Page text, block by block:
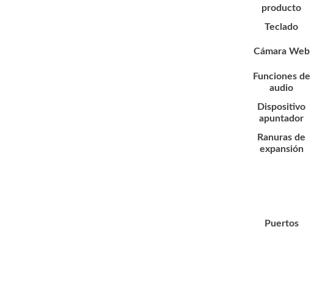
producto
Teclado
Cámara Web
Funciones de
audio
Dispositivo
apuntador
Ranuras de
expansión
Puertos